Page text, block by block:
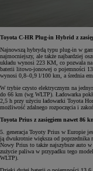
Toyota C-HR Plug-in Hybrid z
Najnowszą hybrydą typu plug-in w
najmocniejszy, ale także najbardziej
układu wynosi 223 KM, co pozwala
baterii litowo-jonowej o pojemności
wynosi 0,8–0,9 l/100 km, a średnia
W trybie czysto elektrycznym na
do 66 km (wg WLTP). Ładowarka
2,5 h przy użyciu ładowarki Toyota
możliwość zdalnego rozpoczęcia i
Toyota Prius z zasięgiem nawet 86
5. generacja Toyoty Prius w Europie
ją dwukrotnie większa od
Nowy Prius to także najszybsze auto
zużycie paliwa w przypadku tego
WLTP).